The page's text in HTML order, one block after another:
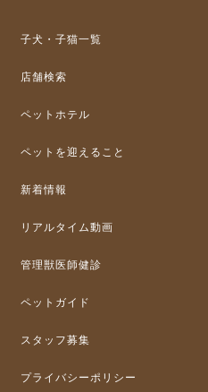
子犬・子猫一覧
店舗検索
ペットホテル
ペットを迎えること
新着情報
リアルタイム動画
管理獣医師健診
ペットガイド
スタッフ募集
プライバシーポリシー